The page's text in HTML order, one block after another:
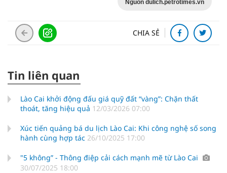
Nguồn dulich.petrotimes.vn
CHIA SẺ
Tin liên quan
Lào Cai khởi động đấu giá quỹ đất “vàng”: Chặn thất
thoát, tăng hiệu quả 12/03/2026 07:00
Xúc tiến quảng bá du lịch Lào Cai: Khi công nghệ số song
hành cùng hợp tác 26/10/2025 17:00
"5 không” - Thông điệp cải cách mạnh mẽ từ Lào Cai
30/07/2025 18:00